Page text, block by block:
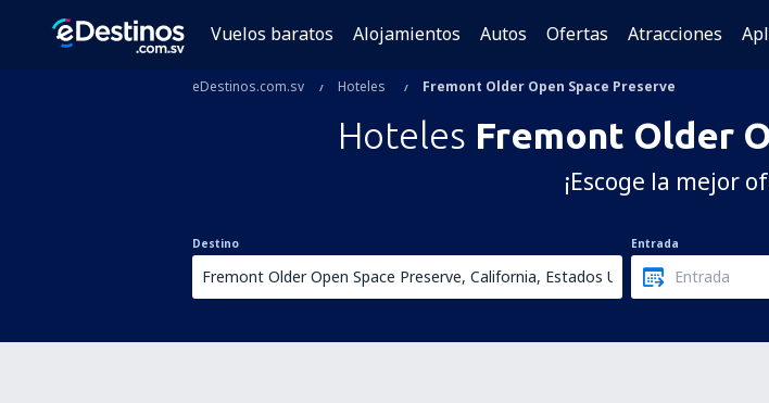
Vuelos baratos Alojamientos Autos Ofertas Atracciones
eDestinos.com.sv Hoteles Fremont Older Open Space Preserve
Hoteles Fremont Older
¡Escoge la mejor
Destino Entrada